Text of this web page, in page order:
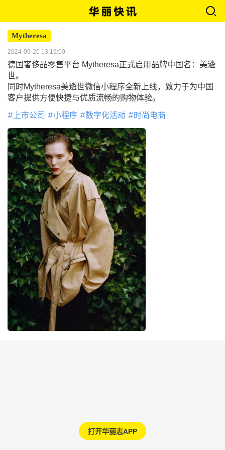
Mytheresa
2024-09-20 13:19:00
德国奢侈品零售平台 Mytheresa正式启用品牌中国名：美遴
世。
同时Mytheresa美遴世微信小程序全新上线，致力于为中国
客户提供方便快捷与优质流畅的购物体验。
上市公司 小程序 数字化活动 时尚电商
打开华丽志APP